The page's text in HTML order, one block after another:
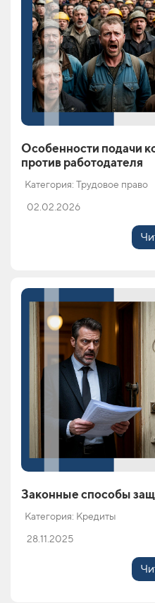
Особенности подачи
против работодателя
Категория: Трудовое право
02.02.2026
Законные способы
Категория: Кредиты
28.11.2025